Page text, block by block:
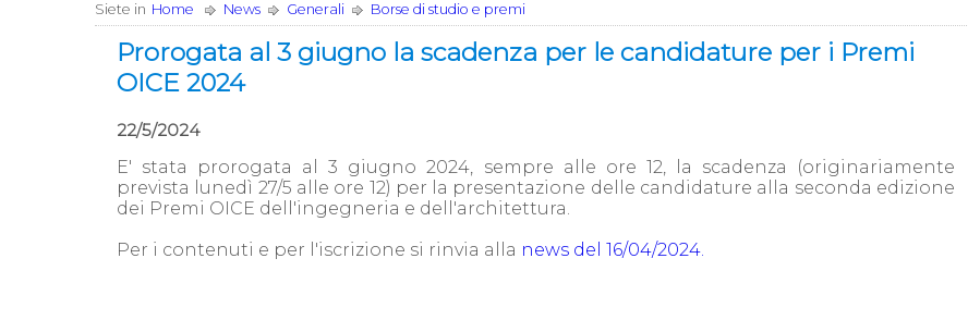
Siete in Home News Generali Borse di studio e premi
Prorogata al 3 giugno la scadenza per le candidature per i Premi
OICE 2024
22/5/2024
E' stata prorogata al 3 giugno 2024, sempre alle ore 12, la scadenza (originariamente
prevista lunedì 27/5 alle ore 12) per la presentazione delle candidature alla seconda edizione
dei Premi OICE dell'ingegneria e dell'architettura.
Per i contenuti e per l'iscrizione si rinvia alla news del 16/04/2024.